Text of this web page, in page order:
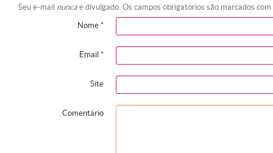
Seu e-mail nunca é divulgado. Os campos obrigatórios são marcados com
Nome *
Email *
Site
Comentário